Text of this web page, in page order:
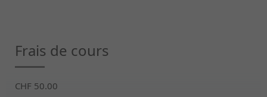
Frais de cours
CHF 50.00